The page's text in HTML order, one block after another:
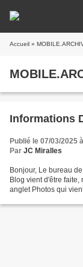
Accueil »
Informations
Publié le 07/03/2025
Par JC Miralles
Bonjour, Le bureau
Blog vient d'être
anglet Photos qui